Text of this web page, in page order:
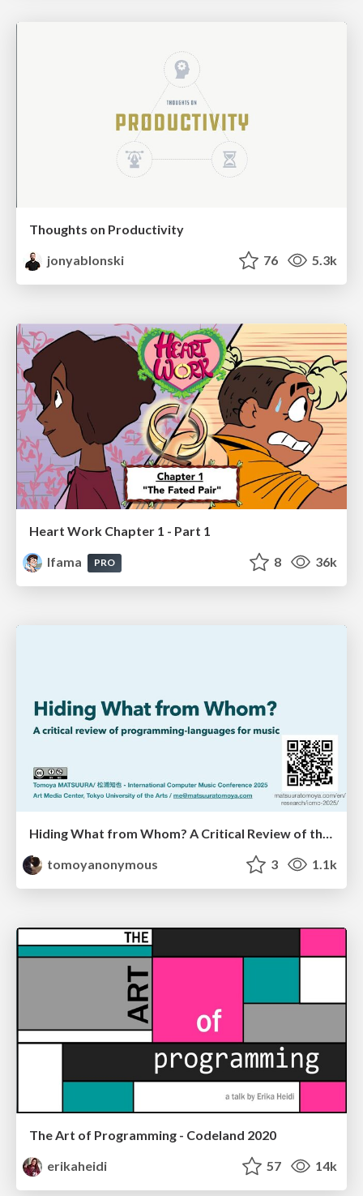
Thoughts on Productivity
jonyablonski
76 5.3k
Heart Work Chapter 1 - Part 1
lfama
PRO 8 36k
Hiding What from Whom? A Critical Review of the History of Programming languages for Music
tomoyanonymous
3 1.1k
The Art of Programming - Codeland 2020
erikaheidi
57 14k